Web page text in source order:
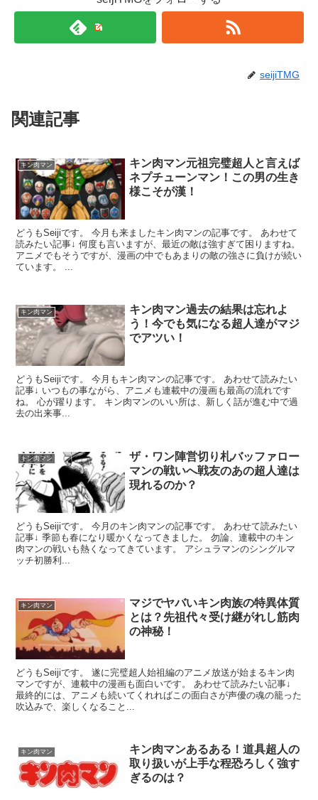
seijiTMG
関連記事
キン肉マン
キン肉マン元祖完璧超人と言えば
ネプチューンマン！この男の生き
様こそが漢！
どうもSeijiです。 今月も来ましたキン肉マンの記事です。 あわせて
読みたい記事↓ 何度も言いますが、最近の敵は強すぎて困りますね。
アニメでもそうですが、漫画の中でもあまりの敵の強さに負けが続い
ています。 ...
キン肉マン
キン肉マン過去の結果は忘れよ
う！今でも気になる超人達がマジ
でアツい！
どうもSeijiです。 今月もキン肉マンの記事です。 あわせて読みたい
記事↓ いつもの事ながら、アニメも連載中の漫画も最高の流れです
ね。 心が躍ります。 キン肉マンのいい所は、新しく話が進む中で過
去の出来事...
キン肉マン
ザ・ワン陣営切り札バッファロー
マンの戦いへ戦友のあの超人達は
現れるのか？
どうもSeijiです。 今月のキン肉マンの記事です。 あわせて読みたい
記事↓ 季節も春になり暖かくなってきました。 勿論、連載中のキン
肉マンの戦いも熱くなってきています。 アシュラマンのシングルマ
ッチ初勝利...
キン肉マン
マジでヤバいキン肉族の特異体質
とは？先祖代々受け継がれし筋肉
の神秘！
どうもSeijiです。 遂に完璧超人始祖編のアニメ放送が始まるキン肉
マンですが、連載中の漫画も面白いです。 あわせて読みたい記事↓
最終的には、アニメも続いてくれればこの面白さが声優の魂の籠った
吹込みで、楽しくなること...
キン肉マン
キン肉マンあるある！道具超人の
取り扱いが上手な程恐ろしく強す
ぎるのは？